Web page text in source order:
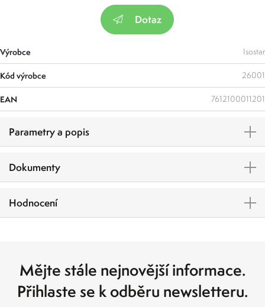
Dotaz
Výrobce Isostar
Kód výrobce 26001
EAN 7612100011201
Parametry a popis
Dokumenty
Hodnocení
Mějte stále nejnovější informace.
Přihlaste se k odběru newsletteru.